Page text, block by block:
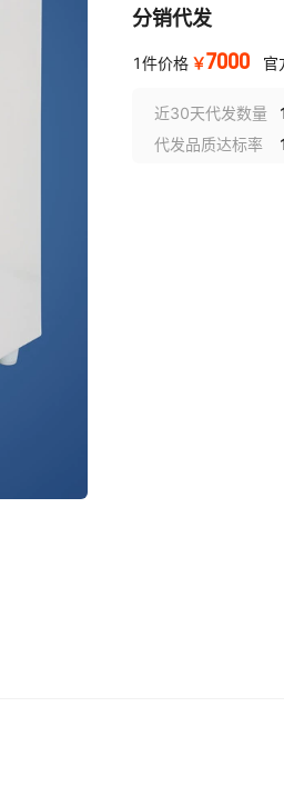
分销代发
1件价格 ￥7000 官
近30天代发数量
代发品质达标率